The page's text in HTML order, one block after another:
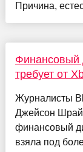
Причина,
Финансовый
требует от
Журналисты
Джейсон
финансовый
взяла под